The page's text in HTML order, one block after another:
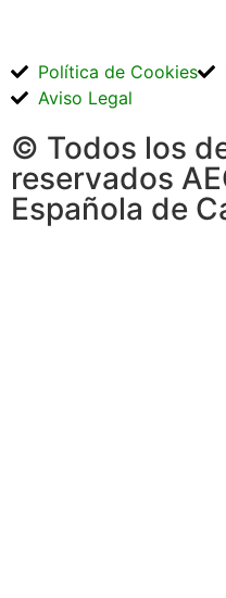
© Todos los
reservados
Española de
Política de Cookies
Aviso Legal